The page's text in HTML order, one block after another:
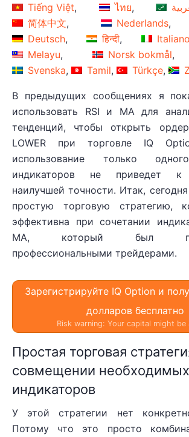
Tiếng Việt
ไทย
简体中文
Nederlands
Deutsch
हिन्दी Italiano
Melayu
Norsk bokmål
Svenska
Tamil Türkçe
В предыдущих сообщениях я
использовать RSI и MA для
тенденций, чтобы открыть
LOWER при торговле IQ
использование только
индикаторов не приведет к
наилучшей точности. Итак,
простую торговую стратегию,
эффективна при сочетании
MA, который был
профессиональными трейдерами.
Зарегистрируйте IQ Option и
долларов бесплатно
Risk warning: Your capital might be
Простая торговая
совмещении необходимых
индикаторов
У этой стратегии нет
Потому что это просто